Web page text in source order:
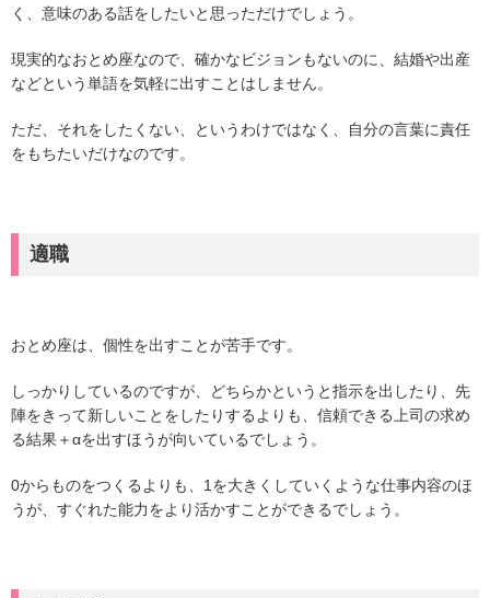
く、意味のある話をしたいと思っただけでしょう。
現実的なおとめ座なので、確かなビジョンもないのに、結婚や出産
などという単語を気軽に出すことはしません。
ただ、それをしたくない、というわけではなく、自分の言葉に責任
をもちたいだけなのです。
適職
おとめ座は、個性を出すことが苦手です。
しっかりしているのですが、どちらかというと指示を出したり、先
陣をきって新しいことをしたりするよりも、信頼できる上司の求め
る結果＋αを出すほうが向いているでしょう。
0からものをつくるよりも、1を大きくしていくような仕事内容のほ
うが、すぐれた能力をより活かすことができるでしょう。